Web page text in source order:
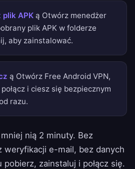
APK ą Otwórz menedżer
plik APK w folderze
aby zainstalować.
ą Otwórz Free Android VPN,
i ciesz się bezpiecznym
razu.
nią 2 minuty. Bez
weryfikacji e-mail, bez danych
pobierz, zainstaluj i połącz się.